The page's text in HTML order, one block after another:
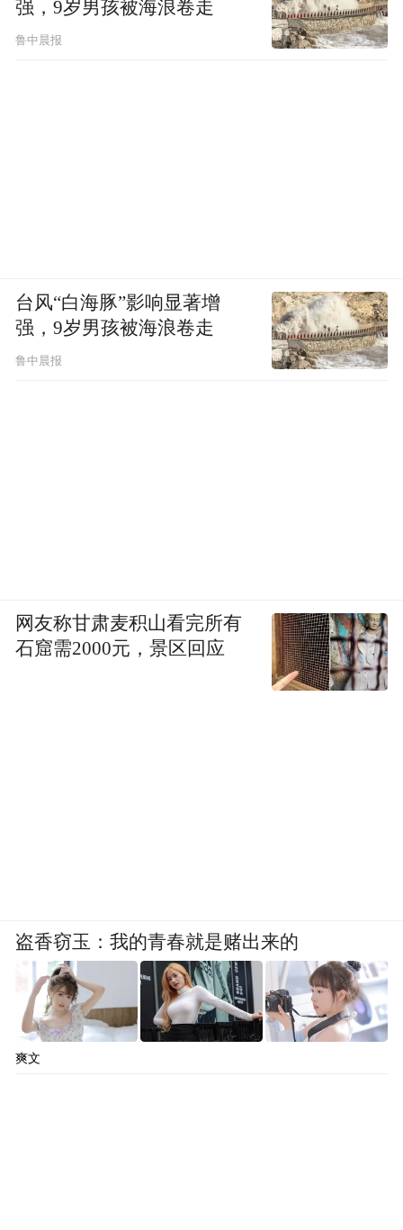
强，9岁男孩被海浪卷走
鲁中晨报
台风“白海豚”影响显著增
强，9岁男孩被海浪卷走
鲁中晨报
网友称甘肃麦积山看完所有
石窟需2000元，景区回应
盗香窃玉：我的青春就是赌出来的
爽文